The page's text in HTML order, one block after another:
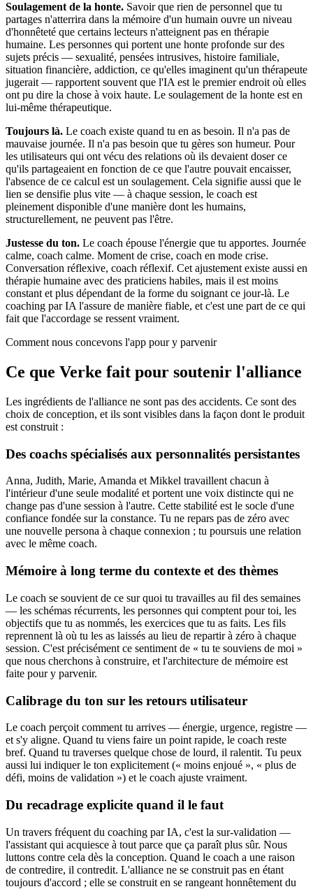
Soulagement de la honte. Savoir que rien de personnel que tu
partages n'atterrira dans la mémoire d'un humain ouvre un niveau
d'honnêteté que certains lecteurs n'atteignent pas en thérapie
humaine. Les personnes qui portent une honte profonde sur des
sujets précis — sexualité, pensées intrusives, histoire familiale,
situation financière, addiction, ce qu'elles imaginent qu'un thérapeute
jugerait — rapportent souvent que l'IA est le premier endroit où elles
ont pu dire la chose à voix haute. Le soulagement de la honte est en
lui-même thérapeutique.
Toujours là. Le coach existe quand tu en as besoin. Il n'a pas de
mauvaise journée. Il n'a pas besoin que tu gères son humeur. Pour
les utilisateurs qui ont vécu des relations où ils devaient doser ce
qu'ils partageaient en fonction de ce que l'autre pouvait encaisser,
l'absence de ce calcul est un soulagement. Cela signifie aussi que le
lien se densifie plus vite — à chaque session, le coach est
pleinement disponible d'une manière dont les humains,
structurellement, ne peuvent pas l'être.
Justesse du ton. Le coach épouse l'énergie que tu apportes. Journée
calme, coach calme. Moment de crise, coach en mode crise.
Conversation réflexive, coach réflexif. Cet ajustement existe aussi en
thérapie humaine avec des praticiens habiles, mais il est moins
constant et plus dépendant de la forme du soignant ce jour-là. Le
coaching par IA l'assure de manière fiable, et c'est une part de ce qui
fait que l'accordage se ressent vraiment.
Comment nous concevons l'app pour y parvenir
Ce que Verke fait pour soutenir l'alliance
Les ingrédients de l'alliance ne sont pas des accidents. Ce sont des
choix de conception, et ils sont visibles dans la façon dont le produit
est construit :
Des coachs spécialisés aux personnalités persistantes
Anna, Judith, Marie, Amanda et Mikkel travaillent chacun à
l'intérieur d'une seule modalité et portent une voix distincte qui ne
change pas d'une session à l'autre. Cette stabilité est le socle d'une
confiance fondée sur la constance. Tu ne repars pas de zéro avec
une nouvelle persona à chaque connexion ; tu poursuis une relation
avec le même coach.
Mémoire à long terme du contexte et des thèmes
Le coach se souvient de ce sur quoi tu travailles au fil des semaines
— les schémas récurrents, les personnes qui comptent pour toi, les
objectifs que tu as nommés, les exercices que tu as faits. Les fils
reprennent là où tu les as laissés au lieu de repartir à zéro à chaque
session. C'est précisément ce sentiment de « tu te souviens de moi »
que nous cherchons à construire, et l'architecture de mémoire est
faite pour y parvenir.
Calibrage du ton sur les retours utilisateur
Le coach perçoit comment tu arrives — énergie, urgence, registre —
et s'y aligne. Quand tu viens faire un point rapide, le coach reste
bref. Quand tu traverses quelque chose de lourd, il ralentit. Tu peux
aussi lui indiquer le ton explicitement (« moins enjoué », « plus de
défi, moins de validation ») et le coach ajuste vraiment.
Du recadrage explicite quand il le faut
Un travers fréquent du coaching par IA, c'est la sur-validation —
l'assistant qui acquiesce à tout parce que ça paraît plus sûr. Nous
luttons contre cela dès la conception. Quand le coach a une raison
de contredire, il contredit. L'alliance ne se construit pas en étant
toujours d'accord ; elle se construit en se rangeant honnêtement du